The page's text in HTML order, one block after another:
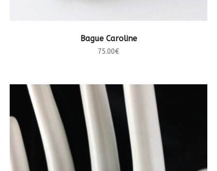
CHOIX DES OPTIONS
Bague Caroline
75.00€